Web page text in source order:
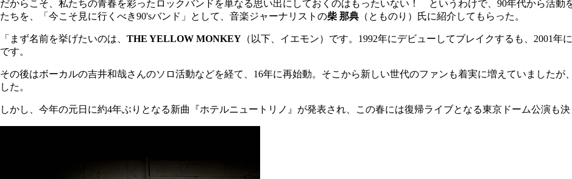
だからこそ、私たちの青春を彩ったロックバンドを単なる思い出にしておくのはもったいない！ というわけで、90年代から活動
たちを、「今こそ見に行くべき90'sバンド」として、音楽ジャーナリストの柴 那典 （とものり）氏に紹介してもらった。
「まず名前を挙げたいのは、 THE YELLOW MONKEY （以下、イエモン）です。1992年にデビューしてブレイクするも、2001
です。
その後はボーカルの吉井和哉さんのソロ活動などを経て、16年に再始動。そこから新しい世代のファンも着実に増えていましたが
した。
しかし、今年の元日に約4年ぶりとなる新曲『ホテルニュートリノ』が発表され、この春には復帰ライブとなる東京ドーム公演も